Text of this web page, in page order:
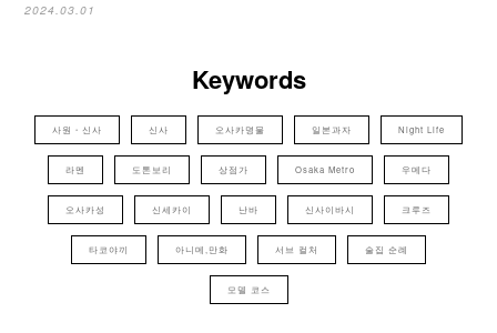
2024.03.01
Keywords
사원・신사 신사 오사카명물 일본과자 Night Life
라멘 도톤보리 상점가 Osaka Metro 우메다
오사카성 신세카이 난바 신사이바시 크루즈
타코야끼 아니메,만화 서브 컬처 술집 순례
모델 코스